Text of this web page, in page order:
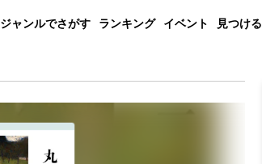
ジャンルでさがす ランキング イベント 見つける